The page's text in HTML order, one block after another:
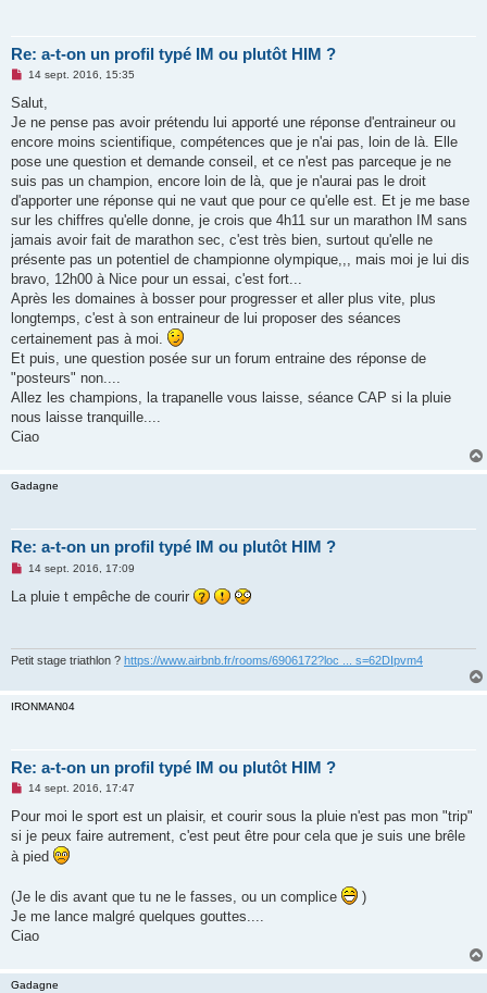
Re: a-t-on un profil typé IM ou plutôt HIM ?
M
s
a
g
n
o
l
u
14 sept. 2016, 15:35
Salut,
Je ne pense pas avoir prétendu lui apporté une réponse d'entraineur ou
encore moins scientifique, compétences que je n'ai pas, loin de là. Elle
pose une question et demande conseil, et ce n'est pas parceque je ne
suis pas un champion, encore loin de là, que je n'aurai pas le droit
d'apporter une réponse qui ne vaut que pour ce qu'elle est. Et je me base
sur les chiffres qu'elle donne, je crois que 4h11 sur un marathon IM sans
jamais avoir fait de marathon sec, c'est très bien, surtout qu'elle ne
présente pas un potentiel de championne olympique,,, mais moi je lui dis
bravo, 12h00 à Nice pour un essai, c'est fort...
Après les domaines à bosser pour progresser et aller plus vite, plus
longtemps, c'est à son entraineur de lui proposer des séances
certainement pas à moi.
Et puis, une question posée sur un forum entraine des réponse de
"posteurs" non....
Allez les champions, la trapanelle vous laisse, séance CAP si la pluie
nous laisse tranquille....
Ciao
Gadagne
Re: a-t-on un profil typé IM ou plutôt HIM ?
M
s
n
u
14 sept. 2016, 17:09
La pluie t empêche de courir
Petit stage triathlon ? https://www.airbnb.fr/rooms/6906172?loc ... s=62DIpvm4
IRONMAN04
Re: a-t-on un profil typé IM ou plutôt HIM ?
M
s
a
g
e
n
l
14 sept. 2016, 17:47
Pour moi le sport est un plaisir, et courir sous la pluie n'est pas mon "trip"
si je peux faire autrement, c'est peut être pour cela que je suis une brêle
à pied
(Je le dis avant que tu ne le fasses, ou un complice
)
Je me lance malgré quelques gouttes....
Ciao
Gadagne